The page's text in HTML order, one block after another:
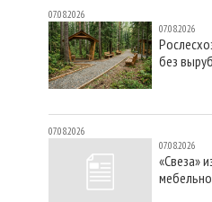
07.08.2026
07.08.2026
без
07.08.2026
07.08.2026
«Свеза»